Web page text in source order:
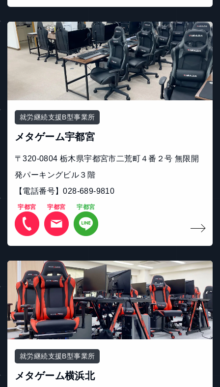
就労継続支援B型事業所
メタゲーム宇都宮
〒320-0804 栃木県宇都宮市二荒町４番２号 無限開
発パーキングビル３階
【電話番号】028-689-9810
宇都宮 宇都宮 宇都宮
就労継続支援B型事業所
メタゲーム横浜北